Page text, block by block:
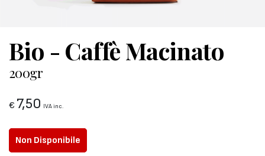
Bio - Caffè Macinato
200gr
€ 7,50 IVA inc.
Non Disponibile